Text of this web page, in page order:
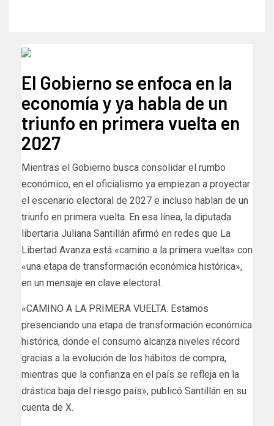
El Gobierno se enfoca en la
economía y ya habla de un
triunfo en primera vuelta en
2027
Mientras el Gobierno busca consolidar el rumbo
económico, en el oficialismo ya empiezan a proyectar
el escenario electoral de 2027 e incluso hablan de un
triunfo en primera vuelta. En esa línea, la diputada
libertaria Juliana Santillán afirmó en redes que La
Libertad Avanza está «camino a la primera vuelta» con
«una etapa de transformación económica histórica»,
en un mensaje en clave electoral.
«CAMINO A LA PRIMERA VUELTA. Estamos
presenciando una etapa de transformación económica
histórica, donde el consumo alcanza niveles récord
gracias a la evolución de los hábitos de compra,
mientras que la confianza en el país se refleja en la
drástica baja del riesgo país», publicó Santillán en su
cuenta de X.